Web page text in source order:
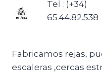
Tel : (+34)
65.44.82.538
Fabricamos rejas,
escaleras ,cercas